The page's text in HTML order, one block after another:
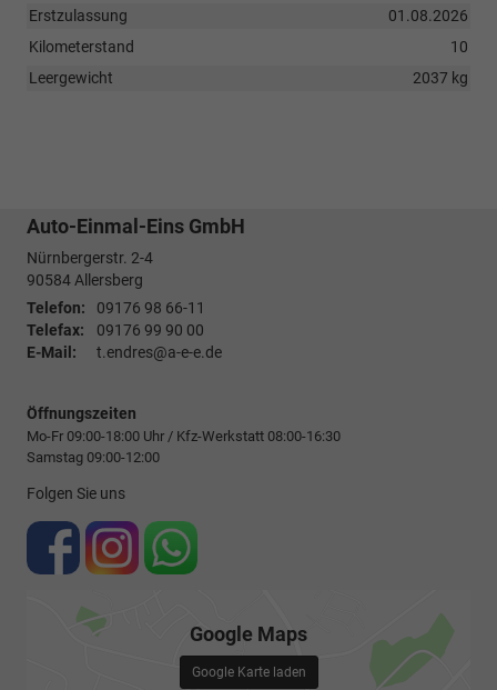
Erstzulassung
01.08.2026
Kilometerstand
10
Leergewicht
2037 kg
Auto-Einmal-Eins GmbH
Nürnbergerstr. 2-4
90584Allersberg
Telefon:
09176 98 66-11
Telefax:
09176 99 90 00
E-Mail:
t.endres@a-e-e.de
Öffnungszeiten
Mo-Fr 09:00-18:00 Uhr / Kfz-Werkstatt 08:00-16:30
Samstag 09:00-12:00
Folgen Sie uns
Google Maps
Google Karte laden